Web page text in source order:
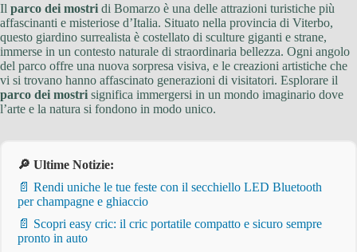
Il parco dei mostri di Bomarzo è una delle attrazioni turistiche più
affascinanti e misteriose d’Italia. Situato nella provincia di Viterbo,
questo giardino surrealista è costellato di sculture giganti e strane,
immerse in un contesto naturale di straordinaria bellezza. Ogni angolo
del parco offre una nuova sorpresa visiva, e le creazioni artistiche che
vi si trovano hanno affascinato generazioni di visitatori. Esplorare il
parco dei mostri significa immergersi in un mondo imaginario dove
l’arte e la natura si fondono in modo unico.
🔎 Ultime Notizie:
📄 Rendi uniche le tue feste con il secchiello LED Bluetooth
per champagne e ghiaccio
📄 Scopri easy cric: il cric portatile compatto e sicuro sempre
pronto in auto